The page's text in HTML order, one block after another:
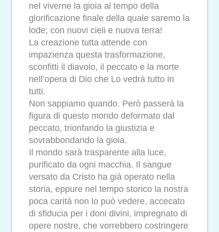
nel viverne la gioia al tempo della
glorificazione finale della quale saremo la
lode; con nuovi cieli e nuova terra!
La creazione tutta attende con
impazienza questa trasformazione,
sconfitti il diavolo, il peccato e la morte
nell’opera di Dio che Lo vedrà tutto in
tutti.
Non sappiamo quando. Però passerà la
figura di questo mondo deformato dal
peccato, trionfando la giustizia e
sovrabbondando la gioia.
Il mondo sarà trasparente alla luce,
purificato da ogni macchia. Il sangue
versato da Cristo ha già operato nella
storia, eppure nel tempo storico la nostra
poca carità non lo può vedere, accecato
di sfiducia per i doni divini, impregnato di
opere nostre, che vorrebbero costringere